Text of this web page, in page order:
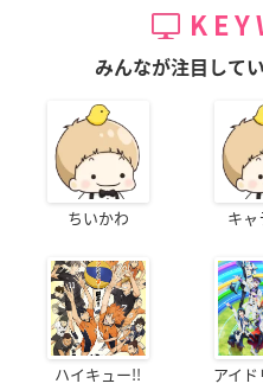
みんなが注目して
ちいかわ キャ
ハイキュー!! アイ